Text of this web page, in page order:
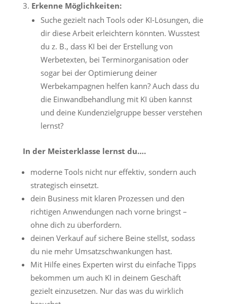
Erkenne Möglichkeiten:
Suche gezielt nach Tools oder KI-Lösungen, die
dir diese Arbeit erleichtern könnten. Wusstest
du z. B., dass KI bei der Erstellung von
Werbetexten, bei Terminorganisation oder
sogar bei der Optimierung deiner
Werbekampagnen helfen kann? Auch dass du
die Einwandbehandlung mit KI üben kannst
und deine Kundenzielgruppe besser verstehen
lernst?
In der Meisterklasse lernst du….
moderne Tools nicht nur effektiv, sondern auch
strategisch einsetzt.
dein Business mit klaren Prozessen und den
richtigen Anwendungen nach vorne bringst –
ohne dich zu überfordern.
deinen Verkauf auf sichere Beine stellst, sodass
du nie mehr Umsatzschwankungen hast.
Mit Hilfe eines Experten wirst du einfache Tipps
bekommen um auch KI in deinem Geschäft
gezielt einzusetzen. Nur das was du wirklich